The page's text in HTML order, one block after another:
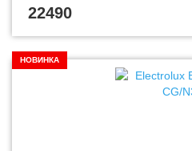
22490
НОВИНКА